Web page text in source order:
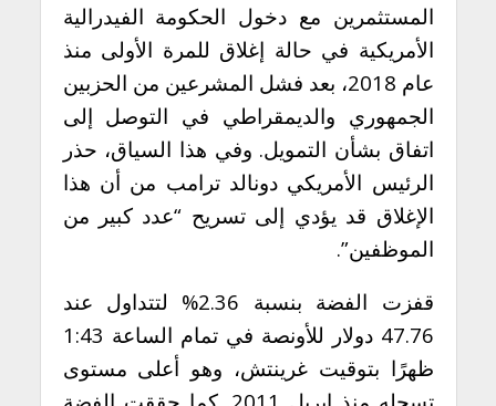
المستثمرين مع دخول الحكومة الفيدرالية
الأمريكية في حالة إغلاق للمرة الأولى منذ
عام 2018، بعد فشل المشرعين من الحزبين
الجمهوري والديمقراطي في التوصل إلى
اتفاق بشأن التمويل. وفي هذا السياق، حذر
الرئيس الأمريكي دونالد ترامب من أن هذا
الإغلاق قد يؤدي إلى تسريح “عدد كبير من
الموظفين”.
قفزت الفضة بنسبة 2.36% لتتداول عند
47.76 دولار للأونصة في تمام الساعة 1:43
ظهرًا بتوقيت غرينتش، وهو أعلى مستوى